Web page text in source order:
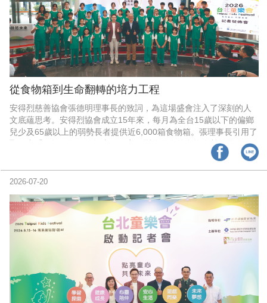
從食物箱到生命翻轉的培力工程
安得烈慈善協會張德明理事長的致詞，為這場盛會注入了深刻的人
文底蘊思考。安得烈協會成立15年來，每月為全台15歲以下的偏鄉
兒少及65歲以上的弱勢長者提供近6,000箱食物箱。張理事長引用了
聖經中「五餅二魚」的故事——安得烈將僅有的食物奉獻，最終促
成了讓五千人吃飽的神蹟。這種「以小博大、分享共榮」的原創精
神，正是該協會的命名由來。
2026-07-20